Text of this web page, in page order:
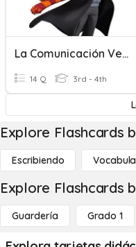
La Comunicación Verbal Y No Verbal
14 Q 3rd - 4th
Explore Flashcards
Escribiendo
Explore Flashcards
Guardería Grado 1